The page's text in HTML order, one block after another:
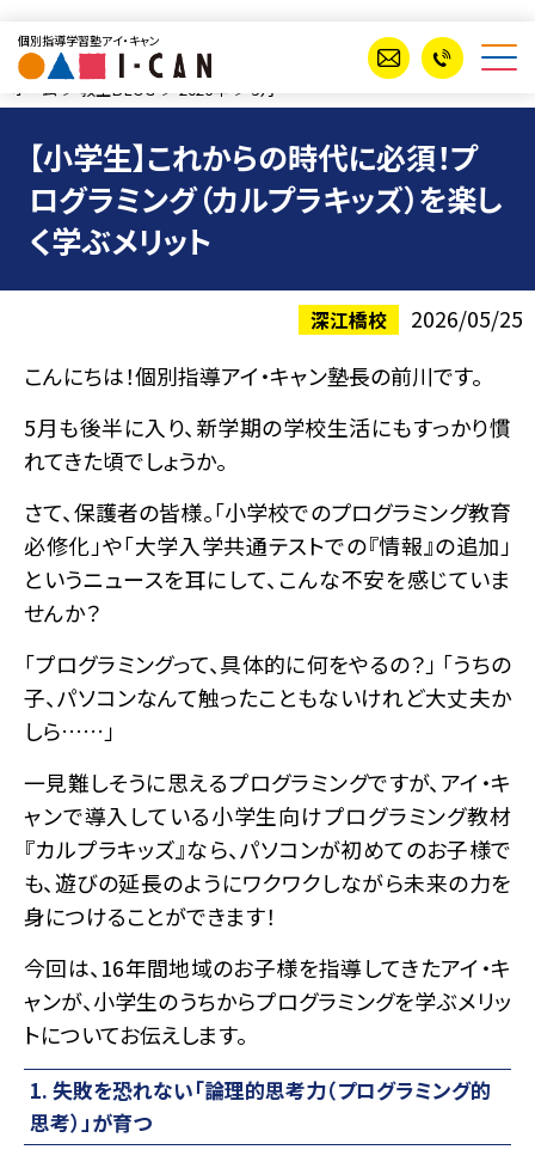
個別指導学習塾アイ・キャン
ホーム 教室BLOG 2026年 5月
【小学生】これからの時代に必須！プ
ログラミング（カルプラキッズ）を楽し
く学ぶメリット
深江橋校
2026/05/25
こんにちは！個別指導アイ・キャン塾長の前川です。
5月も後半に入り、新学期の学校生活にもすっかり慣
れてきた頃でしょうか。
さて、保護者の皆様。「小学校でのプログラミング教育
必修化」や「大学入学共通テストでの『情報』の追加」
というニュースを耳にして、こんな不安を感じていま
せんか？
「プログラミングって、具体的に何をやるの？」 「うちの
子、パソコンなんて触ったこともないけれど大丈夫か
しら……」
一見難しそうに思えるプログラミングですが、アイ・キ
ャンで導入している小学生向けプログラミング教材
『カルプラキッズ』なら、パソコンが初めてのお子様で
も、遊びの延長のようにワクワクしながら未来の力を
身につけることができます！
今回は、16年間地域のお子様を指導してきたアイ・キ
ャンが、小学生のうちからプログラミングを学ぶメリッ
トについてお伝えします。
1. 失敗を恐れない「論理的思考力（プログラミング的
思考）」が育つ